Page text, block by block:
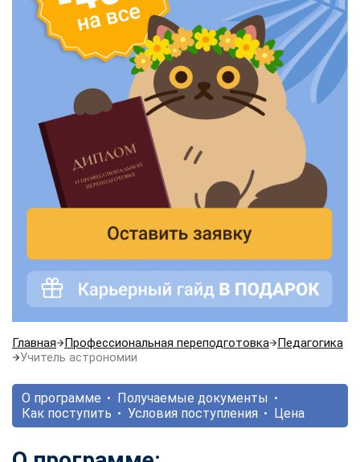
Главная Профессиональная переподготовка
Педагогика
Учитель астрономии
О программе
Получаемые документы
Как поступить
Условия поступления Цена